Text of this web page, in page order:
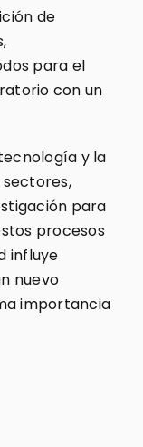
de
para el
con un
y la
para
procesos
influye
nuevo
importancia